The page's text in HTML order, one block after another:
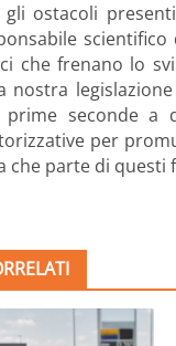
gli ostacoli
che frenano lo
nostra
seconde a
per
che parte di questi